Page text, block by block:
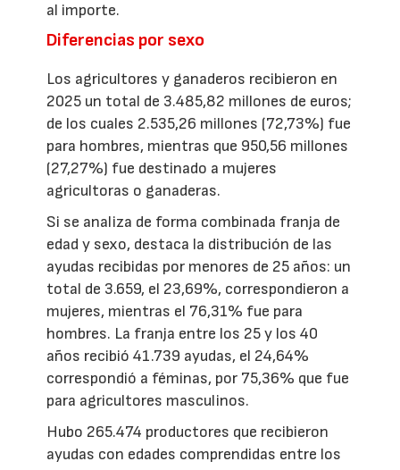
al importe.
Diferencias por sexo
Los agricultores y ganaderos recibieron en
2025 un total de 3.485,82 millones de euros;
de los cuales 2.535,26 millones (72,73%) fue
para hombres, mientras que 950,56 millones
(27,27%) fue destinado a mujeres
agricultoras o ganaderas.
Si se analiza de forma combinada franja de
edad y sexo, destaca la distribución de las
ayudas recibidas por menores de 25 años: un
total de 3.659, el 23,69%, correspondieron a
mujeres, mientras el 76,31% fue para
hombres. La franja entre los 25 y los 40
años recibió 41.739 ayudas, el 24,64%
correspondió a féminas, por 75,36% que fue
para agricultores masculinos.
Hubo 265.474 productores que recibieron
ayudas con edades comprendidas entre los